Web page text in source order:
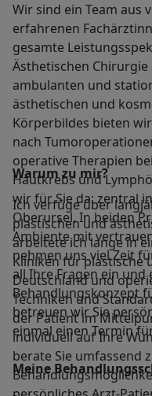
Wir sind ein Team aus
erfahrenen
gesamte
Ästhetischen
ambulanten und
ästhetischen und
Körperbildes bieten
nach
operative Therapien
Hautkrebs und
wir für Sie da: zentral
Oberursel. In beiden
Ambiente mit
nehmen uns viel Zeit
all Ihre Fragen ein
Behandlungskonzept
betreuen wir Sie
einmal einen Termin
Warum zu mir?
Ich verfüge über
plastischen und
arbeitete ich lange in
Kliniken für plastische
Deutschland und
Techniken und
der Patient im
individuell auf Ihre
berate Sie umfassend
Meine